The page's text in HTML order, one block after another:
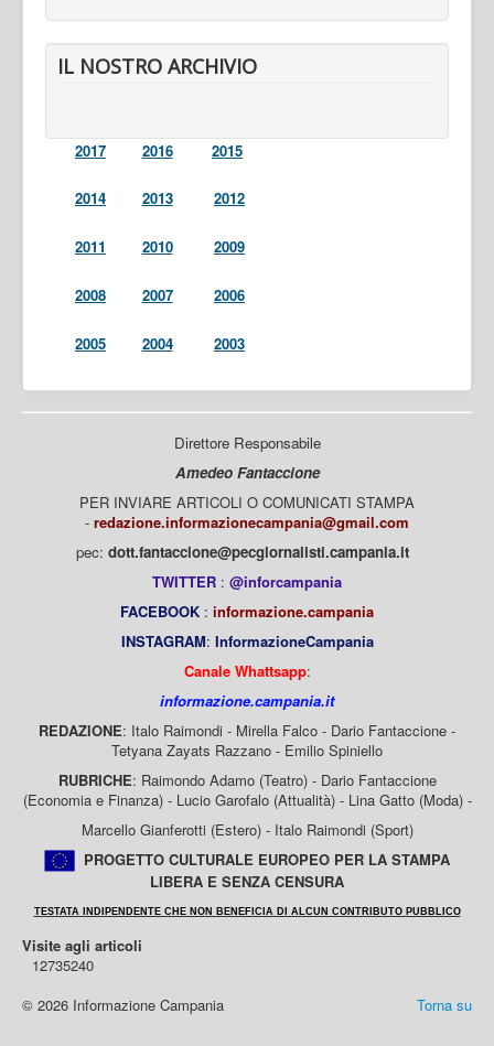
IL NOSTRO ARCHIVIO
2017 2016 2015
2014 2013 2012
2011 2010 2009
2008 2007 2006
2005 2004 2003
Direttore Responsabile
Amedeo Fantaccione
PER INVIARE ARTICOLI O COMUNICATI STAMPA
- redazione.informazionecampania@gmail.com
pec: dott.fantaccione@pecgiornalisti.campania.it
TWITTER : @inforcampania
FACEBOOK : informazione.campania
INSTAGRAM: InformazioneCampania
Canale Whattsapp:
informazione.campania.it
REDAZIONE: Italo Raimondi - Mirella Falco - Dario Fantaccione -
Tetyana Zayats Razzano - Emilio Spiniello
RUBRICHE: Raimondo Adamo (Teatro) - Dario Fantaccione
(Economia e Finanza) - Lucio Garofalo (Attualità) - Lina Gatto (Moda) -
Marcello Gianferotti (Estero) - Italo Raimondi (Sport)
PROGETTO CULTURALE EUROPEO PER LA STAMPA
LIBERA E SENZA CENSURA
TESTATA INDIPENDENTE CHE NON BENEFICIA DI ALCUN CONTRIBUTO PUBBLICO
Visite agli articoli
12735240
Torna su
© 2026 Informazione Campania